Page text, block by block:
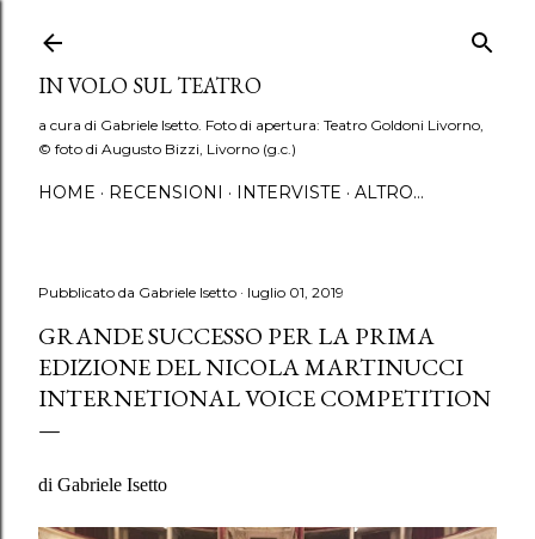
IN VOLO SUL TEATRO
a cura di Gabriele Isetto. Foto di apertura: Teatro Goldoni Livorno,
© foto di Augusto Bizzi, Livorno (g.c.)
HOME RECENSIONI INTERVISTE ALTRO…
Pubblicato da Gabriele Isetto luglio 01, 2019
GRANDE SUCCESSO PER LA PRIMA
EDIZIONE DEL NICOLA MARTINUCCI
INTERNETIONAL VOICE COMPETITION
di Gabriele Isetto